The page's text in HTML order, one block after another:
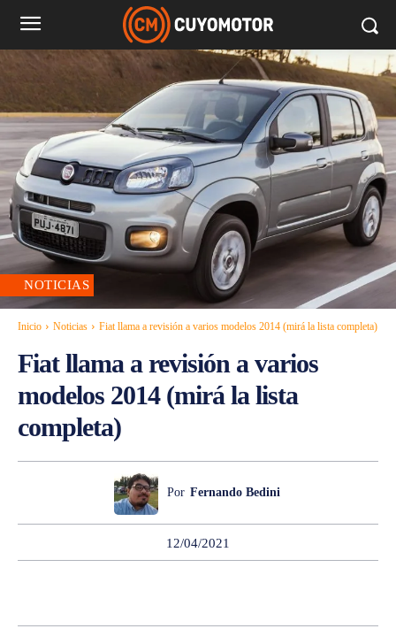
NOTICIAS
Inicio Noticias Fiat llama a revisión a varios modelos 2014 (mirá la lista completa)
Fiat llama a revisión a varios
modelos 2014 (mirá la lista
completa)
Por Fernando Bedini
12/04/2021